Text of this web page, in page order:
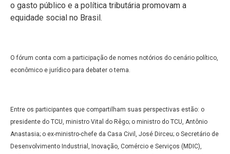
o gasto público e a política tributária promovam a
equidade social no Brasil.
O fórum conta com a participação de nomes notórios do cenário político,
econômico e jurídico para debater o tema.
Entre os participantes que compartilham suas perspectivas estão: o
presidente do TCU, ministro Vital do Rêgo; o ministro do TCU, Antônio
Anastasia; o ex-ministro-chefe da Casa Civil, José Dirceu; o Secretário de
Desenvolvimento Industrial, Inovação, Comércio e Serviços (MDIC),